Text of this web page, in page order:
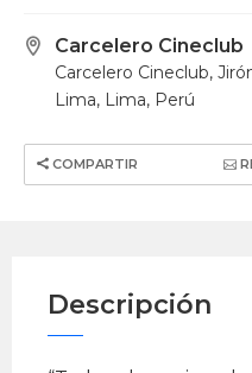
Carcelero Cineclub
Carcelero Cineclub,
Lima, Lima, Perú
COMPARTIR
Descripción